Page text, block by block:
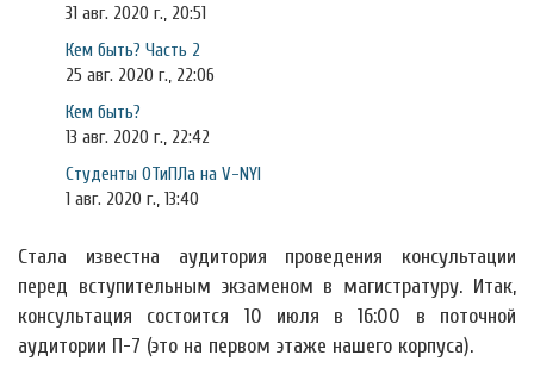
31 авг. 2020 г., 20:51
Кем быть? Часть 2
25 авг. 2020 г., 22:06
Кем быть?
13 авг. 2020 г., 22:42
Студенты ОТиПЛа на V-NYI
1 авг. 2020 г., 13:40
Стала известна аудитория проведения консультации
перед вступительным экзаменом в магистратуру. Итак,
консультация состоится 10 июля в 16:00 в поточной
аудитории П-7 (это на первом этаже нашего корпуса).